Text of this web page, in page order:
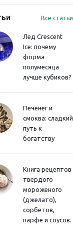
Все статьи
Лед Crescent
Ice: почему
форма
полумесяца
лучше кубиков?
Печенег и
смоква: сладкий
путь к
богатству
Книга рецептов
твердого
мороженого
(джелато),
сорбетов,
парфе и соусов.